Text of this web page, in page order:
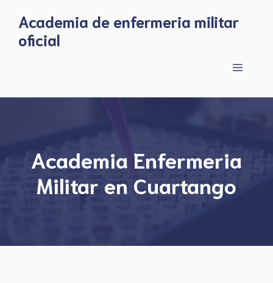
content
Academia de enfermeria militar
oficial
Menu
Academia Enfermeria
Militar en Cuartango